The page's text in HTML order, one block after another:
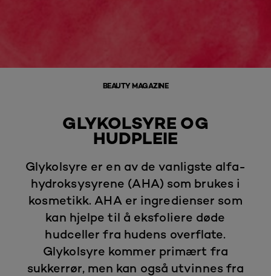
BEAUTY MAGAZINE
GLYKOLSYRE OG
HUDPLEIE
Glykolsyre er en av de vanligste alfa-
hydroksysyrene (AHA) som brukes i
kosmetikk. AHA er ingredienser som
kan hjelpe til å eksfoliere døde
hudceller fra hudens overflate.
Glykolsyre kommer primært fra
sukkerrør, men kan også utvinnes fra